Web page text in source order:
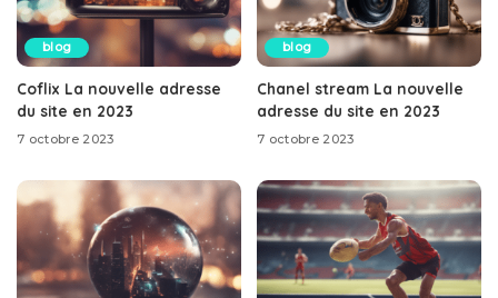
blog
Coflix La nouvelle adresse
du site en 2023
7 octobre 2023
blog
Chanel stream La nouvelle
adresse du site en 2023
7 octobre 2023